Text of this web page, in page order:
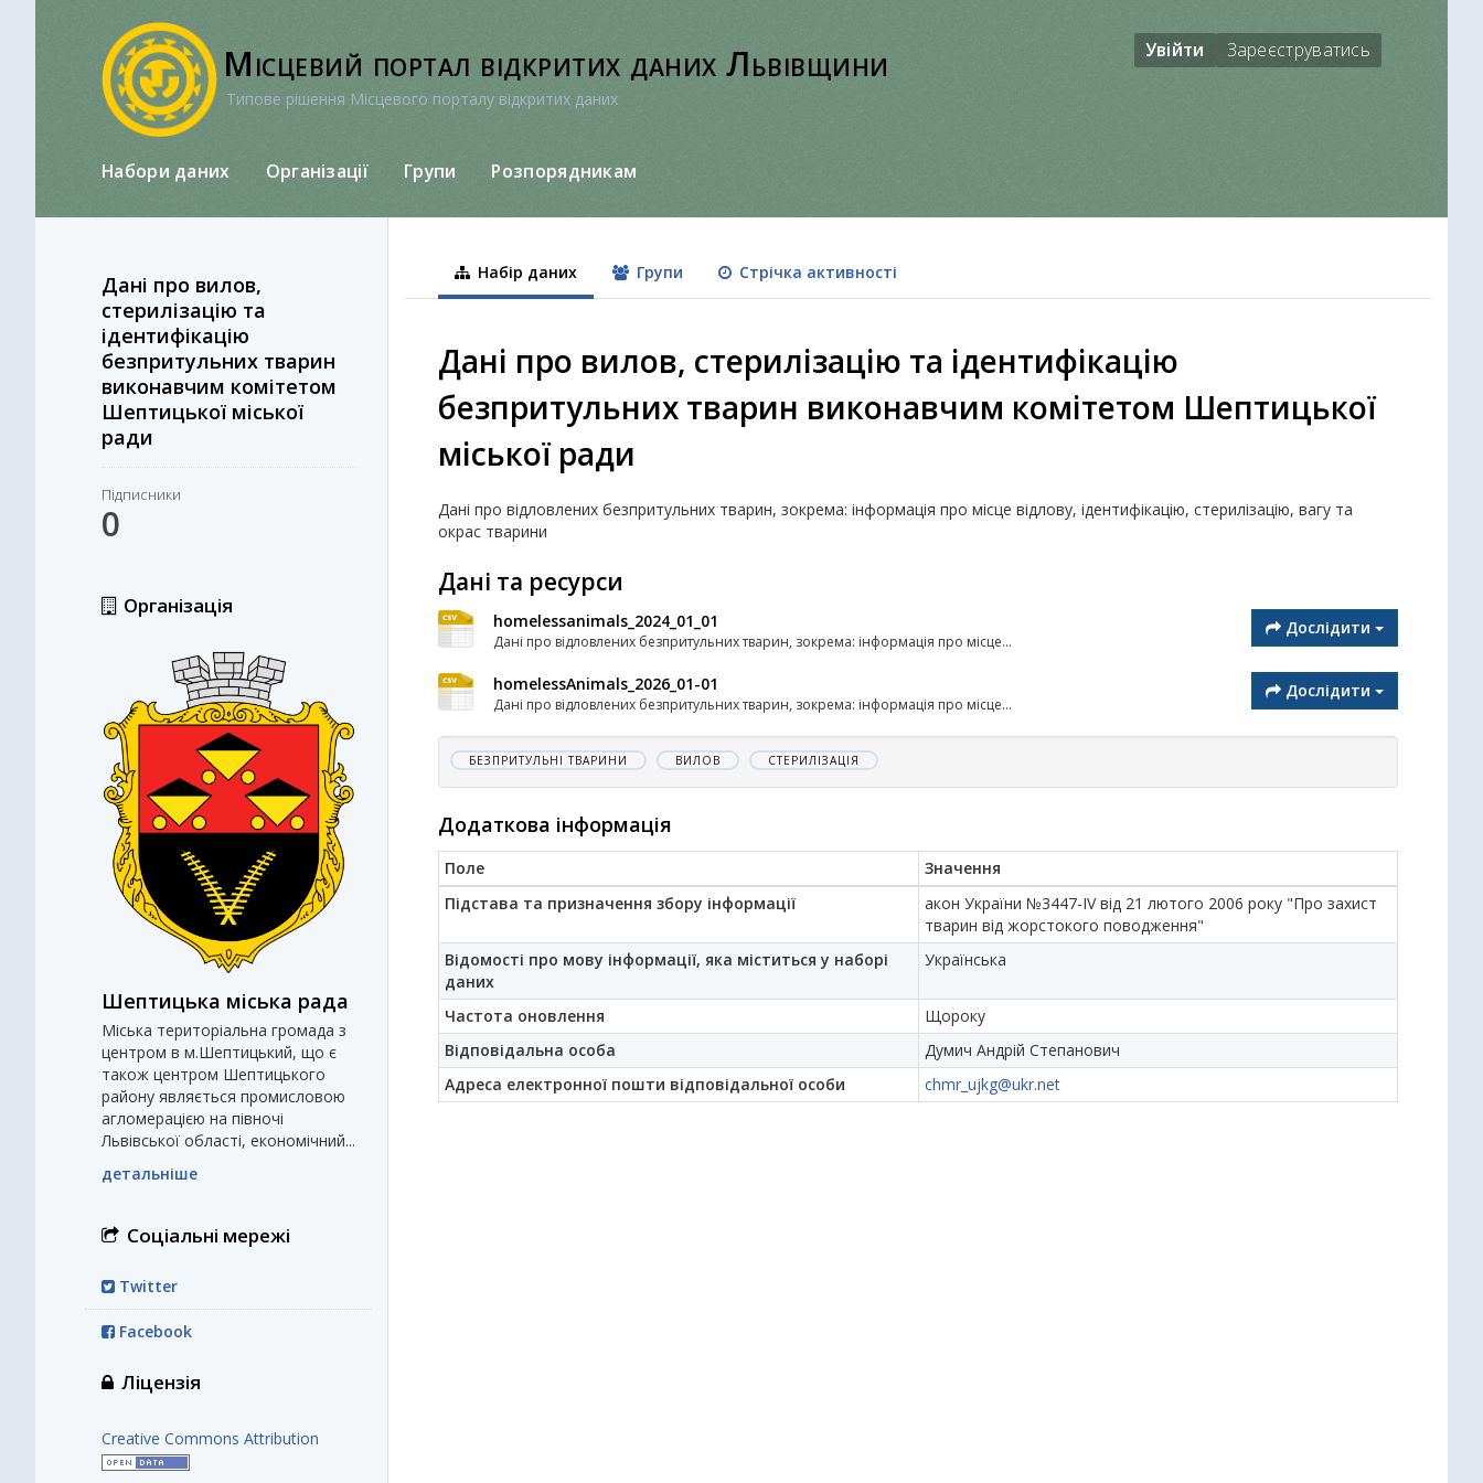
Місцевий портал відкритих даних Львівщини
Типове рішення Місцевого порталу відкритих даних
Увійти Зареєструватись
Набори даних Організації Групи Розпорядникам
Дані про вилов,
стерилізацію та
ідентифікацію
безпритульних тварин
виконавчим комітетом
Шептицької міської
ради
Підписники
0
Організація
Шептицька міська рада
Міська територіальна громада з
центром в м.Шептицький, що є
також центром Шептицького
району являється промисловою
агломерацією на півночі
Львівської області, економічний...
детальніше
Соціальні мережі
Twitter
Facebook
Ліцензія
Creative Commons Attribution
Набір даних Групи Стрічка активності
Дані про вилов, стерилізацію та ідентифікацію
безпритульних тварин виконавчим комітетом Шептицької
міської ради
Дані про відловлених безпритульних тварин, зокрема: інформація про місце відлову, ідентифікацію, стерилізацію, вагу та
окрас тварини
Дані та ресурси
homelessanimals_2024_01_01
Дані про відловлених безпритульних тварин, зокрема: інформація про місце...
Дослідити
homelessAnimals_2026_01-01
Дані про відловлених безпритульних тварин, зокрема: інформація про місце...
Дослідити
БЕЗПРИТУЛЬНІ ТВАРИНИ ВИЛОВ СТЕРИЛІЗАЦІЯ
Додаткова інформація
Поле
Значення
Підстава та призначення збору інформації
акон України №3447-IV від 21 лютого 2006 року "Про захист
тварин від жорстокого поводження"
Відомості про мову інформації, яка міститься у наборі
даних
Українська
Частота оновлення
Щороку
Відповідальна особа
Думич Андрій Степанович
Адреса електронної пошти відповідальної особи
chmr_ujkg@ukr.net